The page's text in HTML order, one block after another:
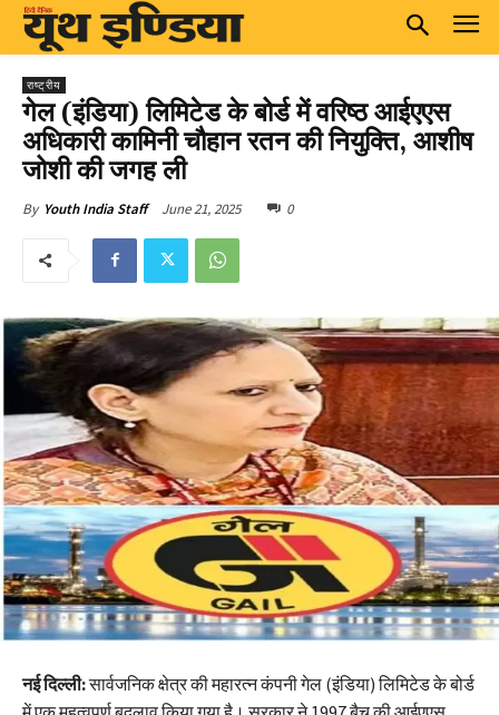
राष्ट्रीय
गेल (इंडिया) लिमिटेड के बोर्ड में वरिष्ठ आईएएस
अधिकारी कामिनी चौहान रतन की नियुक्ति, आशीष
जोशी की जगह ली
By Youth India Staff June 21, 2025 0
नई दिल्ली:सार्वजनिक क्षेत्र की महारत्न कंपनी गेल (इंडिया) लिमिटेड के बोर्ड